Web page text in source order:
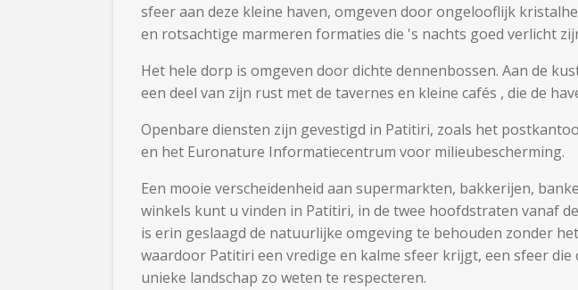
sfeer aan deze kleine haven, omgeven door ongelooflijk
en rotsachtige marmeren formaties die 's nachts goed verlicht
Het hele dorp is omgeven door dichte dennenbossen. Aan de
een deel van zijn rust met de tavernes en kleine cafés , die de
Openbare diensten zijn gevestigd in Patitiri, zoals het
en het Euronature Informatiecentrum voor milieubescherming.
Een mooie verscheidenheid aan supermarkten, bakkerijen,
winkels kunt u vinden in Patitiri, in de twee hoofdstraten vanaf
is erin geslaagd de natuurlijke omgeving te behouden zonder
waardoor Patitiri een vredige en kalme sfeer krijgt, een sfeer die
unieke landschap zo weten te respecteren.